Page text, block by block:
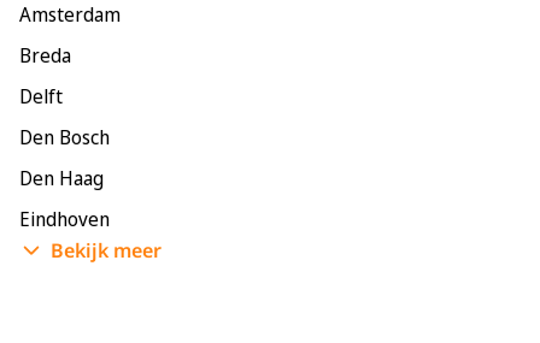
Amsterdam
Breda
Delft
Den Bosch
Den Haag
Eindhoven
Enschede
Bekijk meer